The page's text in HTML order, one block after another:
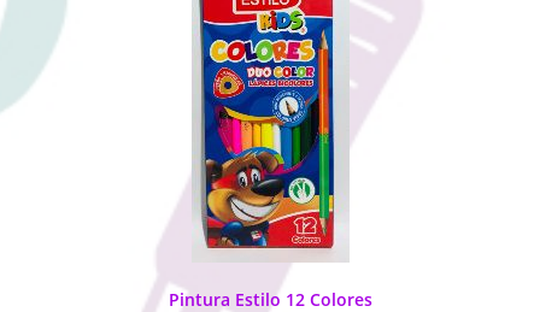
Pintura Estilo 12 Colores